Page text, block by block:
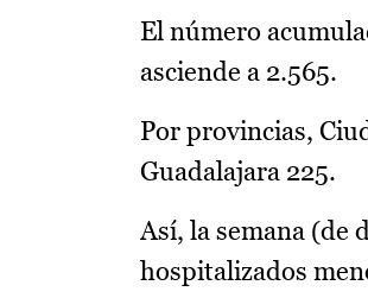
El número
asciende a 2.565.
Por provincias,
Guadalajara 225.
Así, la semana (de
hospitalizados